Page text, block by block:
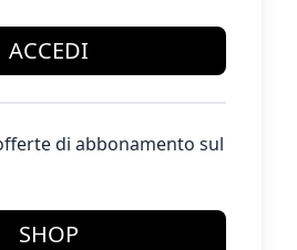
ACCEDI
di abbonamento sul
SHOP